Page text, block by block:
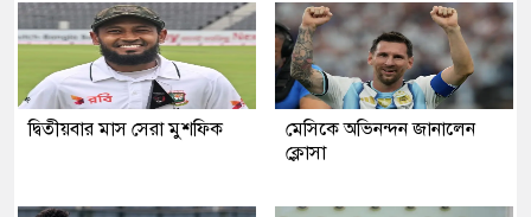
দ্বিতীয়বার মাস সেরা মুশফিক
মেসিকে অভিনন্দন জানালেন
ক্লোসা